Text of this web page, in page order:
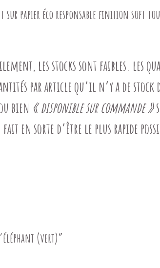
sur papier éco responsable finition soft
les stocks sont faibles. les
par article qu’il n’y a de
bien « disponible sur commande »
en sorte d’être le plus rapide
(vert)”